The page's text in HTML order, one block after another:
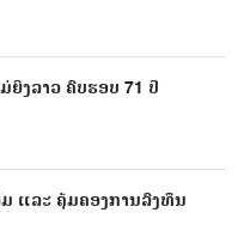
ງລາວ ຄົບຮອບ 71 ປີ
ມ ແລະ ຄຸ້ມຄອງການລົງທຶນ